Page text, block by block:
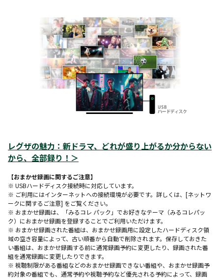
レグザの魅力： 新ドラマ、どれが盛り上がるか分からない
から、全部録り！ ＞
【おまかせ録画に関するご注意】
※ USBハードディスク接続時に対応しています。
※ ご利用にはインターネットへの接続環境が必要です。詳しくは、[ネットワ
ークに関するご注意] をご覧ください。
※ おまかせ録画は、「みるコレ パック」でお好きなテーマ（みるコレパッ
ク）におまかせ録画を登録することでご利用いただけます。
※ おまかせ録画された番組は、おまかせ録画用に設定したハードディスク領
域の空き容量によって、古い順番から自動で削除されます。保存しておきた
い番組は、おまかせ録画する前に通常録画予約に変更したり、録画された番
組を通常録画に変更したりできます。
※ 視聴制限がある番組などのおまかせ録画できない番組や、おまかせ録画予
約対象の番組でも、通常予約や視聴予約など優先される予約によって、録画